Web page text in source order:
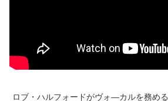
ロブ・ハルフォードがヴォ―カルを務める